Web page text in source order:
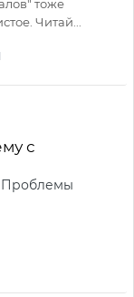
тоже
Читай...
с
Проблемы